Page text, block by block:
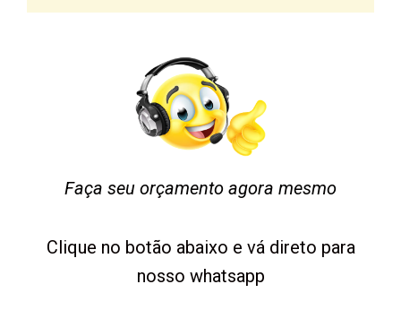
Faça seu orçamento agora mesmo
Clique no botão abaixo e vá direto para
nosso whatsapp